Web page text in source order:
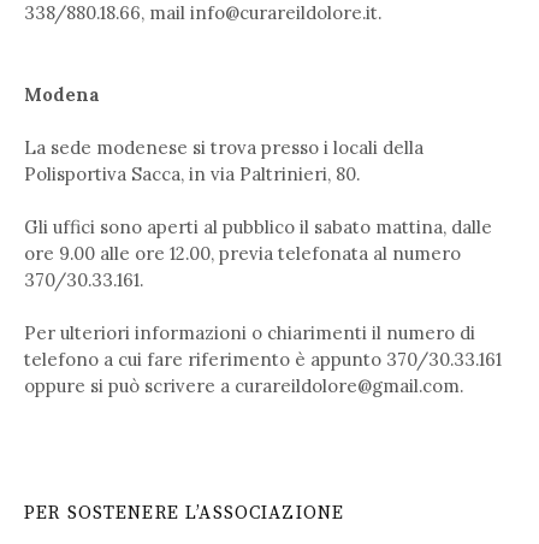
338/880.18.66, mail info@curareildolore.it.
Modena
La sede modenese si trova presso i locali della
Polisportiva Sacca, in via Paltrinieri, 80.
Gli uffici sono aperti al pubblico il sabato mattina, dalle
ore 9.00 alle ore 12.00, previa telefonata al numero
370/30.33.161.
Per ulteriori informazioni o chiarimenti il numero di
telefono a cui fare riferimento è appunto 370/30.33.161
oppure si può scrivere a curareildolore@gmail.com.
PER SOSTENERE L’ASSOCIAZIONE